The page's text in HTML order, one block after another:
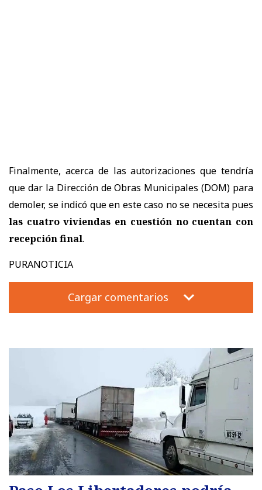
Finalmente, acerca de las autorizaciones que tendría
que dar la Dirección de Obras Municipales (DOM) para
demoler, se indicó que en este caso no se necesita pues
las cuatro viviendas en cuestión no cuentan con
recepción final.
PURANOTICIA
Cargar comentarios